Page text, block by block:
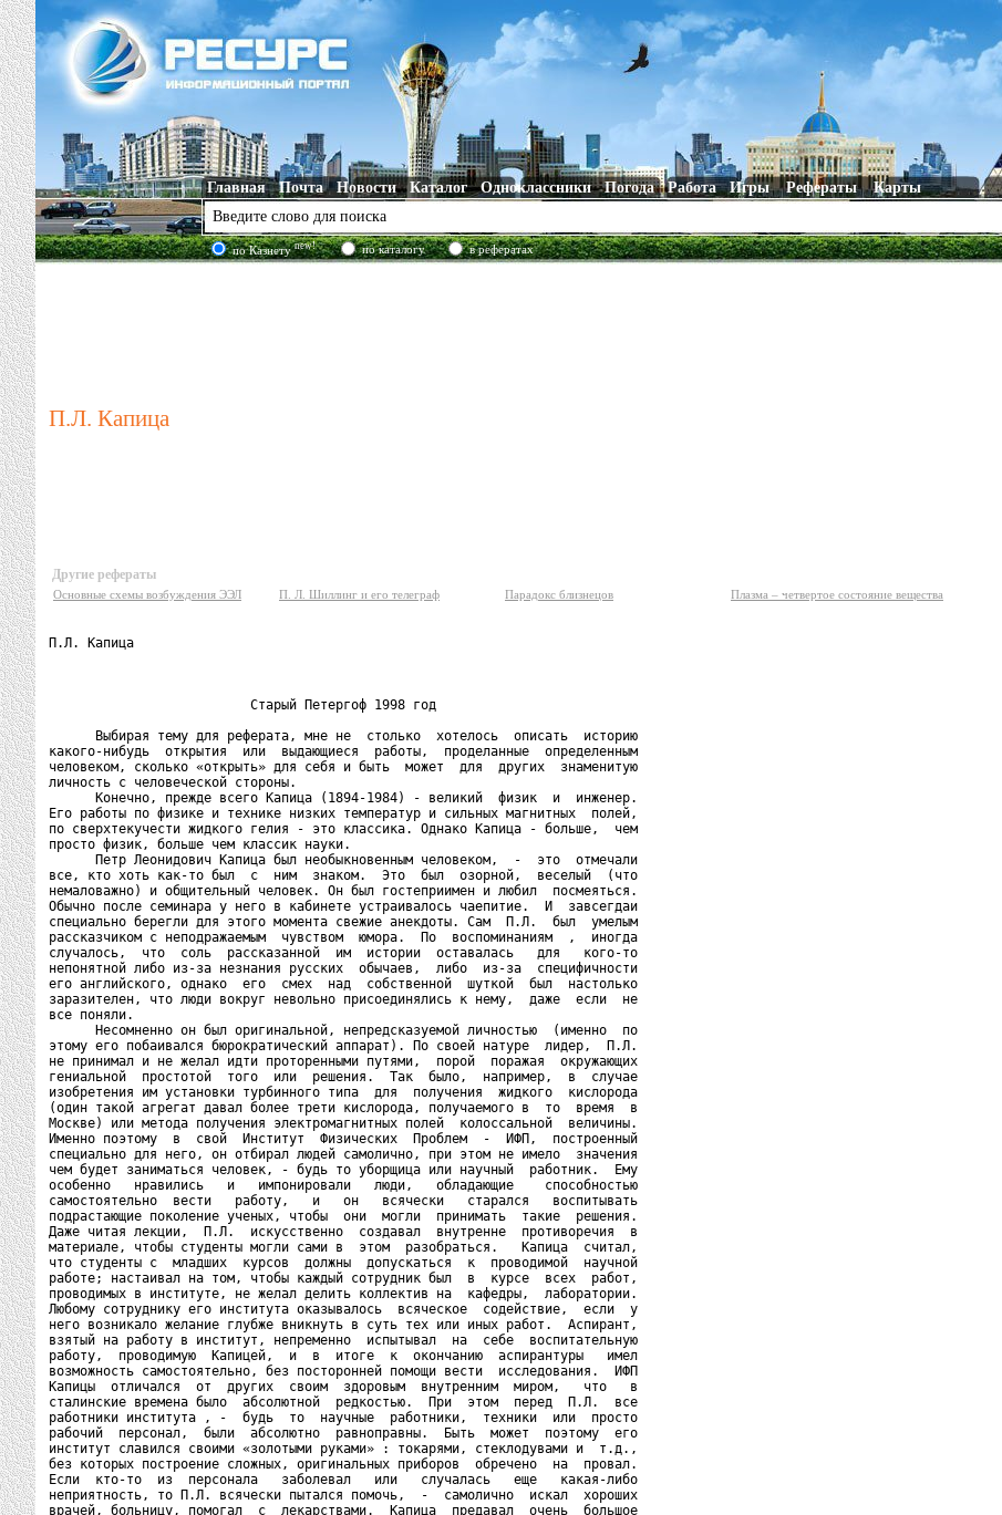
Главная Почта Новости Каталог Одноклассники Погода Работа Игры Рефераты Карты
по Казнетуnew! по каталогу в рефератах
П.Л. Капица
Другие рефераты
Основные схемы возбуждения ЭЭЛ П. Л. Шиллинг и его телеграф Парадокс близнецов Плазма – четвертое состояние вещества
П.Л. Капица
                          Старый Петергоф 1998 год
      Выбирая тему для реферата, мне не  столько  хотелось  описать  историю
какого-нибудь  открытия  или  выдающиеся  работы,  проделанные  определенным
человеком, сколько «открыть» для себя и быть  может  для  других  знаменитую
личность с человеческой стороны.
      Конечно, прежде всего Капица (1894-1984) - великий  физик  и  инженер.
Его работы по физике и технике низких температур и сильных магнитных  полей,
по сверхтекучести жидкого гелия - это классика. Однако Капица - больше,  чем
просто физик, больше чем классик науки.
      Петр Леонидович Капица был необыкновенным человеком,  -  это  отмечали
все, кто хоть как-то был  с  ним  знаком.  Это  был  озорной,  веселый  (что
немаловажно) и общительный человек. Он был гостеприимен и любил  посмеяться.
Обычно после семинара у него в кабинете устраивалось чаепитие.  И  завсегдаи
специально берегли для этого момента свежие анекдоты. Сам  П.Л.  был  умелым
рассказчиком с неподражаемым  чувством  юмора.  По  воспоминаниям  ,  иногда
случалось,  что  соль  рассказанной  им  истории  оставалась   для   кого-то
непонятной либо из-за незнания русских  обычаев,  либо  из-за  специфичности
его английского, однако  его  смех  над  собственной  шуткой  был  настолько
заразителен, что люди вокруг невольно присоединялись к нему,  даже  если  не
все поняли.
      Несомненно он был оригинальной, непредсказуемой личностью  (именно  по
этому его побаивался бюрократический аппарат). По своей натуре  лидер,  П.Л.
не принимал и не желал идти проторенными путями,  порой  поражая  окружающих
гениальной  простотой  того  или  решения.  Так  было,  например,  в  случае
изобретения им установки турбинного типа  для  получения  жидкого  кислорода
(один такой агрегат давал более трети кислорода, получаемого в  то  время  в
Москве) или метода получения электромагнитных полей  колоссальной  величины.
Именно поэтому  в  свой  Институт  Физических  Проблем  -  ИФП,  построенный
специально для него, он отбирал людей самолично, при этом не имело  значения
чем будет заниматься человек, - будь то уборщица или научный  работник.  Ему
особенно   нравились   и   импонировали   люди,   обладающие    способностью
самостоятельно  вести   работу,   и   он   всячески   старался   воспитывать
подрастающие поколение ученых, чтобы  они  могли  принимать  такие  решения.
Даже читая лекции,  П.Л.  искусственно  создавал  внутренне  противоречия  в
материале, чтобы студенты могли сами в  этом  разобраться.   Капица  считал,
что студенты с  младших  курсов  должны  допускаться  к  проводимой  научной
работе; настаивал на том, чтобы каждый сотрудник был  в  курсе  всех  работ,
проводимых в институте, не желал делить коллектив на  кафедры,  лаборатории.
Любому сотруднику его института оказывалось  всяческое  содействие,  если  у
него возникало желание глубже вникнуть в суть тех или иных работ.  Аспирант,
взятый на работу в институт, непременно  испытывал  на  себе  воспитательную
работу,  проводимую  Капицей,  и  в  итоге  к  окончанию  аспирантуры   имел
возможность самостоятельно, без посторонней помощи вести  исследования.  ИФП
Капицы  отличался  от  других  своим  здоровым  внутренним  миром,   что   в
сталинские времена было  абсолютной  редкостью.  При  этом  перед  П.Л.  все
работники института , -  будь  то  научные  работники,  техники  или  просто
рабочий  персонал,  были  абсолютно  равноправны.  Быть  может  поэтому  его
институт славился своими «золотыми руками» : токарями, стеклодувами и  т.д.,
без которых построение сложных, оригинальных приборов  обречено  на  провал.
Если  кто-то  из  персонала   заболевал   или   случалась   еще   какая-либо
неприятность, то П.Л. всячески пытался помочь,  -  самолично  искал  хороших
врачей, больницу, помогал  с  лекарствами.  Капица  предавал  очень  большое